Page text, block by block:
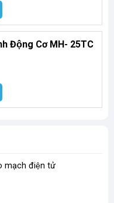
Động Cơ MH- 25TC
mạch điện tử